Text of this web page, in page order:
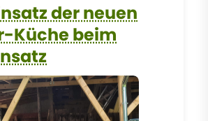
der neuen
Küche beim